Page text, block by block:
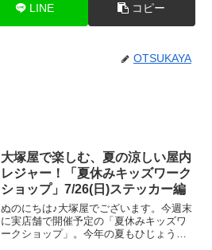
LINE コピー
OTSUKAYA
大塚屋で楽しむ、夏の涼しい屋内
レジャー！「夏休みキッズワーク
ショップ」7/26(日)ステッカー編
ぬのにちは♪大塚屋でございます。今週末
に実店舗で開催予定の「夏休みキッズワ
ークショップ」。今年の夏もひじょうに